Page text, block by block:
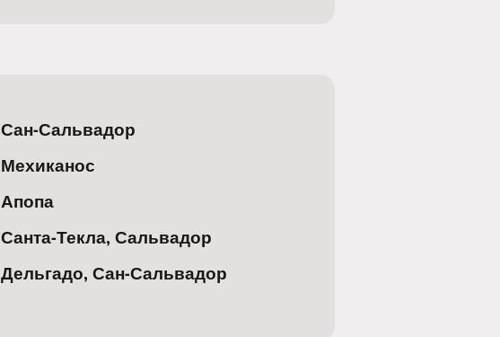
Сан-Сальвадор
Мехиканос
Апопа
Санта-Текла, Сальвадор
Дельгадо, Сан-Сальвадор